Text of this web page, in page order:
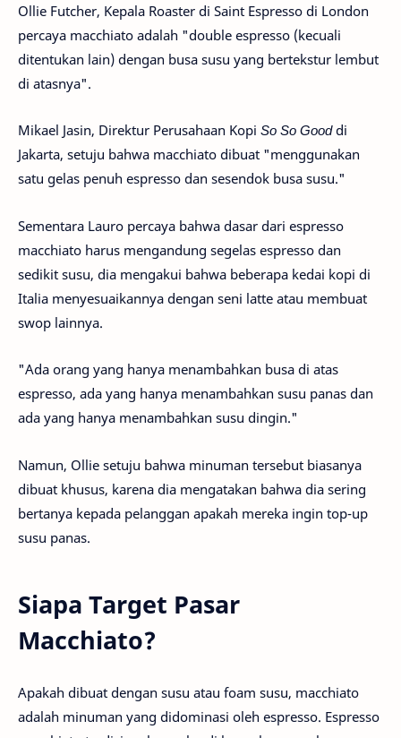
Ollie Futcher, Kepala Roaster di Saint Espresso di London
percaya macchiato adalah "double espresso (kecuali
ditentukan lain) dengan busa susu yang bertekstur lembut
di atasnya".
Mikael Jasin, Direktur Perusahaan Kopi So So Gooddi
Jakarta, setuju bahwa macchiato dibuat "menggunakan
satu gelas penuh espresso dan sesendok busa susu."
Sementara Lauro percaya bahwa dasar dari espresso
macchiato harus mengandung segelas espresso dan
sedikit susu, dia mengakui bahwa beberapa kedai kopi di
Italia menyesuaikannya dengan seni latte atau membuat
swop lainnya.
"Ada orang yang hanya menambahkan busa di atas
espresso, ada yang hanya menambahkan susu panas dan
ada yang hanya menambahkan susu dingin."
Namun, Ollie setuju bahwa minuman tersebut biasanya
dibuat khusus, karena dia mengatakan bahwa dia sering
bertanya kepada pelanggan apakah mereka ingin top-up
susu panas.
Siapa Target Pasar
Macchiato?
Apakah dibuat dengan susu atau foam susu, macchiato
adalah minuman yang didominasi oleh espresso. Espresso